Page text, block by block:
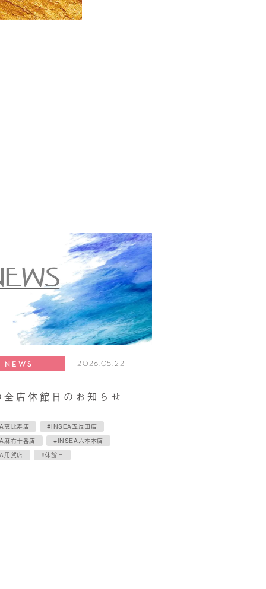
NEWS 2026.05.22
店休館日のお知らせ
恵比寿店
#INSEA五反田店
麻布十番店
#INSEA六本木店
用賀店
#休館日